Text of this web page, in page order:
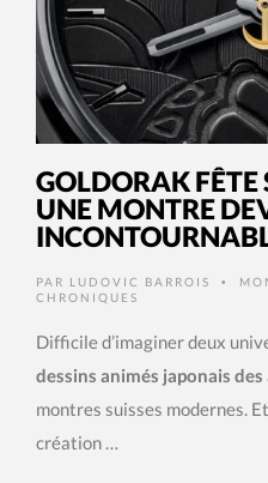
GOLDORAK FÊTE
UNE MONTRE
PAR LUDOVIC BARROIS •
CHRONIQUES
Difficile d’imaginer deux
dessins animés japonais
montres suisses modernes.
création …